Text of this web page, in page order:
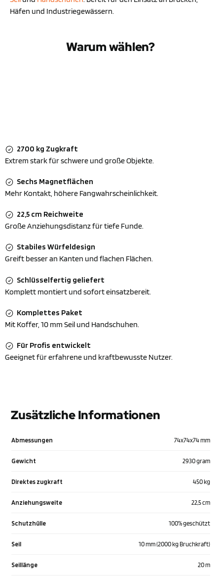
Häfen und Industriegewässern.
Warum wählen?
2700 kg Zugkraft
Extrem stark für schwere und große Objekte.
Sechs Magnetflächen
Mehr Kontakt, höhere Fangwahrscheinlichkeit.
22,5 cm Reichweite
Große Anziehungsdistanz für tiefe Funde.
Stabiles Würfeldesign
Greift besser an Kanten und flachen Flächen.
Schlüsselfertig geliefert
Komplett montiert und sofort einsatzbereit.
Komplettes Paket
Mit Koffer, 10 mm Seil und Handschuhen.
Für Profis entwickelt
Geeignet für erfahrene und kraftbewusste Nutzer.
Zusätzliche Informationen
Abmessungen 74x74x74 mm
Gewicht 2930 gram
Direktes zugkraft 450 kg
Anziehungsweite 22,5 cm
Schutzhülle 100% geschützt
Seil 10 mm (2000 kg Bruchkraft)
Seillänge 20 m